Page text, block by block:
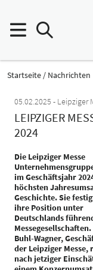
Startseite
Nachrichten
05.02.2025
Leipziger
LEIPZIGER
2024
Die Leipziger Messe
im Geschäftsjahr
höchsten
Geschichte. Sie
ihre Position unter
Deutschlands
Buhl-Wagner,
der Leipziger Messe,
nach jetziger